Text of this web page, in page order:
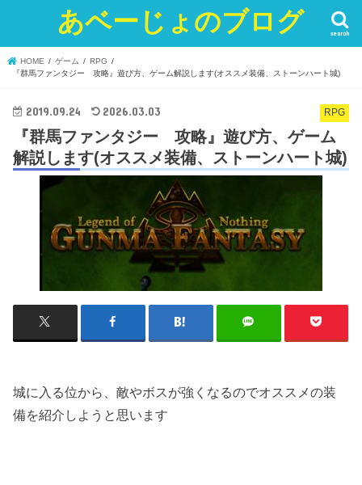
あベーじょのブログ search
HOME ゲーム
RPG
『群馬ファンタジー 攻略』遊び方、ゲーム解説します(オススメ装備、ストーンハート城)
RPG
2019.09.24 2026.03.03
『群馬ファンタジー 攻略』遊び方、ゲーム
解説します(オススメ装備、ストーンハート城)
城に入る位から、敵やボスが強くなるのでオススメの装
備を紹介しようと思います